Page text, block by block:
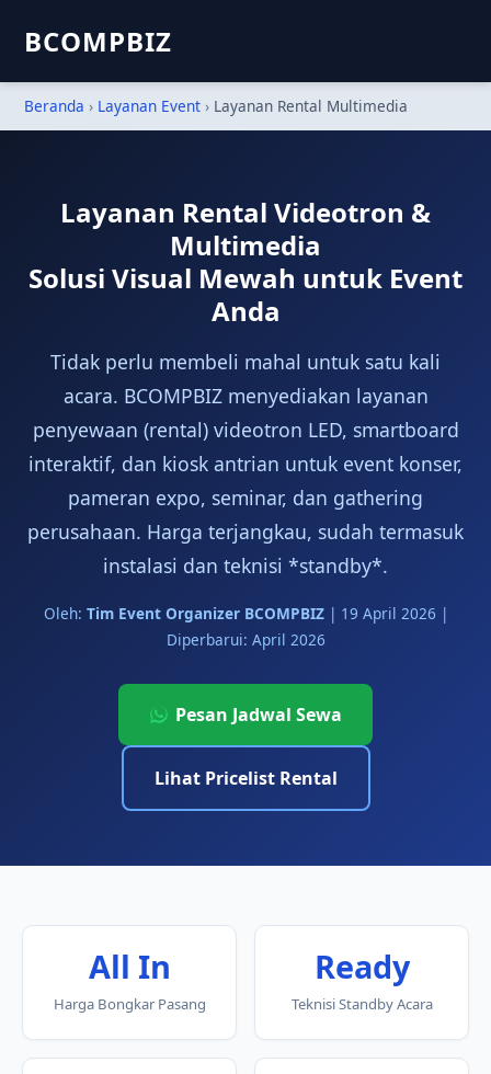
BCOMPBIZ
Beranda › Layanan Event › Layanan Rental Multimedia
Layanan Rental Videotron &
Multimedia
Solusi Visual Mewah untuk Event
Anda
Tidak perlu membeli mahal untuk satu kali
acara. BCOMPBIZ menyediakan layanan
penyewaan (rental) videotron LED, smartboard
interaktif, dan kiosk antrian untuk event konser,
pameran expo, seminar, dan gathering
perusahaan. Harga terjangkau, sudah termasuk
instalasi dan teknisi *standby*.
Oleh: Tim Event Organizer BCOMPBIZ| 19 April 2026 |
Diperbarui: April 2026
Pesan Jadwal Sewa
Lihat Pricelist Rental
All In
Harga Bongkar Pasang
Ready
Teknisi Standby Acara